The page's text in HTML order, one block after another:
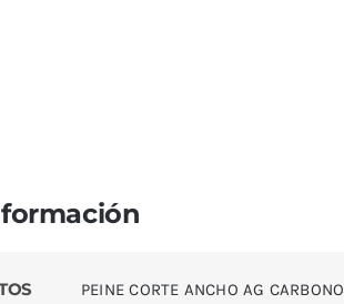
PEINE CORTE ANCHO AG CARBONO